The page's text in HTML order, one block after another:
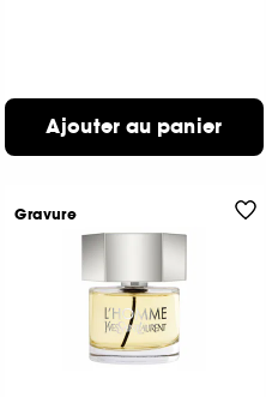
Ajouter au panier
Gravure